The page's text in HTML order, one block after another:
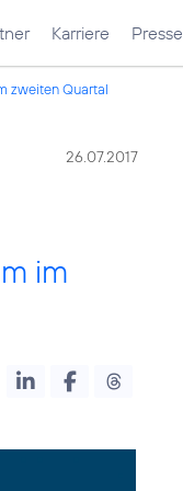
Karriere Presse
zweiten Quartal
26.07.2017
im